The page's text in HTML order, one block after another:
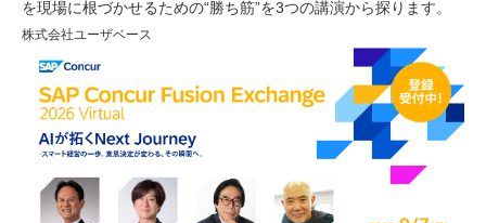
を現場に根づかせるための“勝ち筋”を3つの講演から探ります。
株式会社ユーザベース